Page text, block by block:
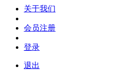
关于我们
会员注册
登录
退出